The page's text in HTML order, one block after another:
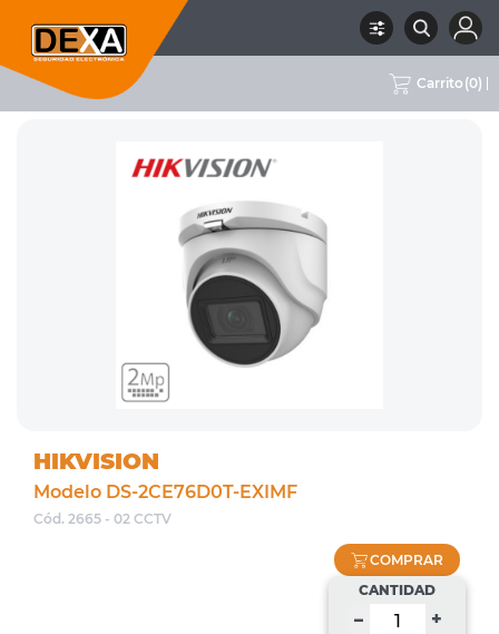
Carrito (0)
RUBRO SUBRUBRO HIKVISION
HIKVISION
Modelo DS-2CE76D0T-EXIMF
Cód. 2665 - 02 CCTV
COMPRAR
CANTIDAD
– +